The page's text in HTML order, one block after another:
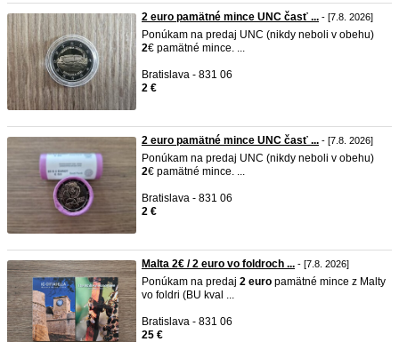
2 euro pamätné mince UNC časť ... - [7.8. 2026]
Ponúkam na predaj UNC (nikdy neboli v obehu)
2€ pamätné mince. ...
Bratislava - 831 06
2 €
2 euro pamätné mince UNC časť ... - [7.8. 2026]
Ponúkam na predaj UNC (nikdy neboli v obehu)
2€ pamätné mince. ...
Bratislava - 831 06
2 €
Malta 2€ / 2 euro vo foldroch ... - [7.8. 2026]
Ponúkam na predaj 2 euro pamätné mince z Malty
vo foldri (BU kval ...
Bratislava - 831 06
25 €